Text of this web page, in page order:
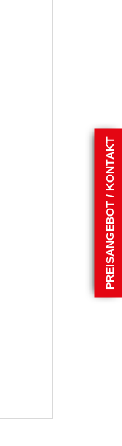
PREISANGEBOT / KONTAKT